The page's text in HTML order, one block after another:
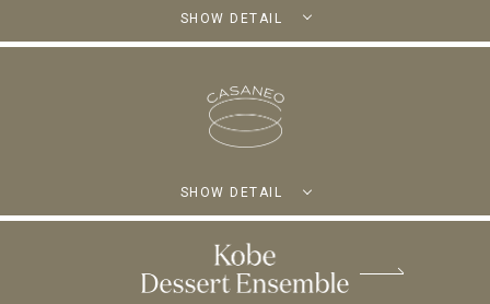
SHOW DETAIL
SHOW DETAIL